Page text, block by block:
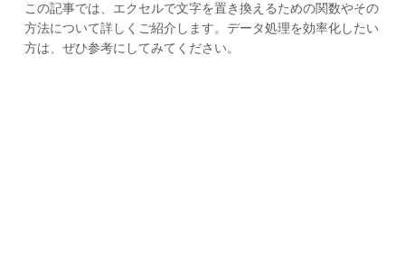
この記事では、エクセルで文字を置き換えるための関数やその
方法について詳しくご紹介します。データ処理を効率化したい
方は、ぜひ参考にしてみてください。